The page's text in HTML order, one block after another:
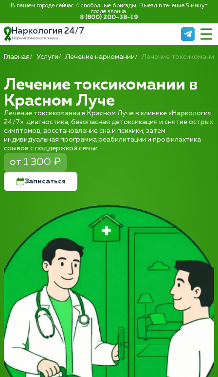
В вашем городе сейчас 4 свободные бригады. Выезд в течение 5 минут
после звонка:
8 (800) 200-38-19
Наркология 24/7
Наркологическая клиника
Главная Услуги Лечение наркомании Лечение токсикомании
Лечение токсикомании в
Красном Луче
Лечение токсикомании в Красном Луче в клинике «Наркология
24/7»: диагностика, безопасная детоксикация и снятие острых
симптомов, восстановление сна и психики, затем
индивидуальная программа реабилитации и профилактика
срывов с поддержкой семьи.
от 1 300 ₽
Записаться